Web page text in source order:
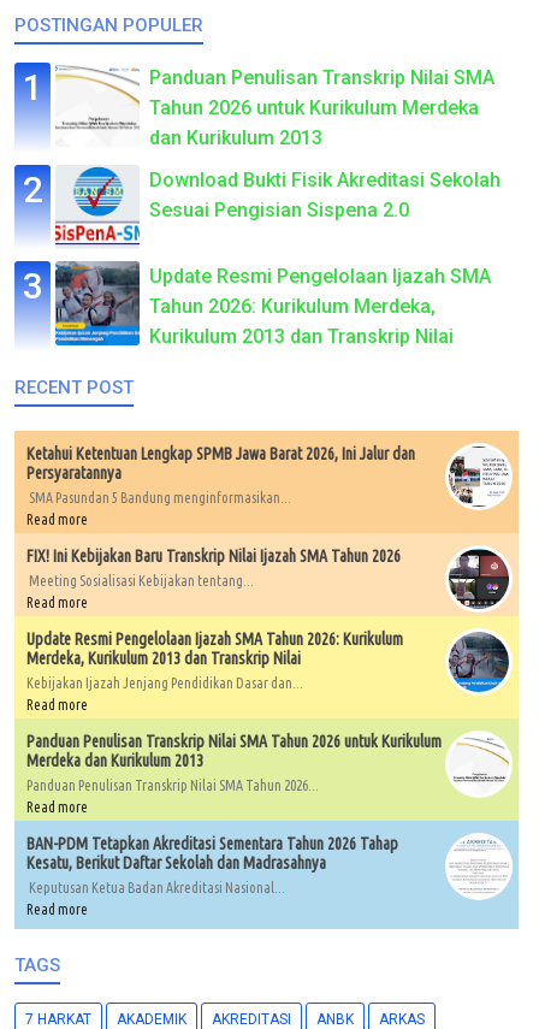
POSTINGAN POPULER
Panduan Penulisan Transkrip Nilai SMA
Tahun 2026 untuk Kurikulum Merdeka
dan Kurikulum 2013
Download Bukti Fisik Akreditasi Sekolah
Sesuai Pengisian Sispena 2.0
Update Resmi Pengelolaan Ijazah SMA
Tahun 2026: Kurikulum Merdeka,
Kurikulum 2013 dan Transkrip Nilai
RECENT POST
Ketahui Ketentuan Lengkap SPMB Jawa Barat 2026, Ini Jalur dan
Persyaratannya
SMA Pasundan 5 Bandung menginformasikan...
Read more
FIX! Ini Kebijakan Baru Transkrip Nilai Ijazah SMA Tahun 2026
Meeting Sosialisasi Kebijakan tentang...
Read more
Update Resmi Pengelolaan Ijazah SMA Tahun 2026: Kurikulum
Merdeka, Kurikulum 2013 dan Transkrip Nilai
Kebijakan Ijazah Jenjang Pendidikan Dasar dan...
Read more
Panduan Penulisan Transkrip Nilai SMA Tahun 2026 untuk Kurikulum
Merdeka dan Kurikulum 2013
Panduan Penulisan Transkrip Nilai SMA Tahun 2026...
Read more
BAN-PDM Tetapkan Akreditasi Sementara Tahun 2026 Tahap
Kesatu, Berikut Daftar Sekolah dan Madrasahnya
Keputusan Ketua Badan Akreditasi Nasional...
Read more
TAGS
7 HARKAT AKADEMIK AKREDITASI ANBK ARKAS